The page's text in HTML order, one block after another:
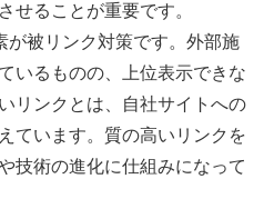
せることが重要です。
が被リンク対策です。外部施
いるものの、上位表示できな
リンクとは、自社サイトへの
ています。質の高いリンクを
技術の進化に仕組みになって